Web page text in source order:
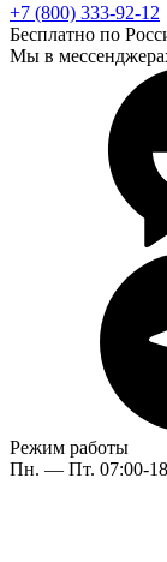
+7 (800) 333-92-12
Бесплатно по
Мы в
Режим работы
Пн. — Пт. 07:00-